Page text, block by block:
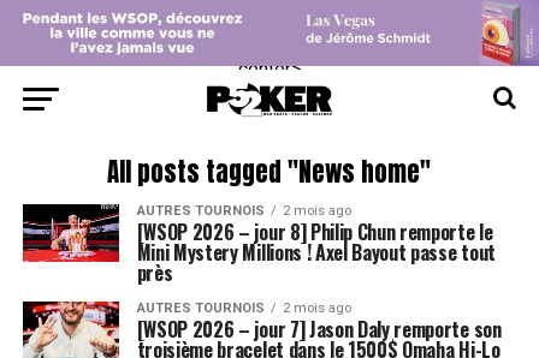
center>
All posts tagged "News home"
AUTRES TOURNOIS 2 mois ago
[WSOP 2026 – jour 8] Philip Chun remporte le
Mini Mystery Millions ! Axel Bayout passe tout
près
AUTRES TOURNOIS 2 mois ago
[WSOP 2026 – jour 7] Jason Daly remporte son
troisième bracelet dans le 1500$ Omaha Hi-Lo